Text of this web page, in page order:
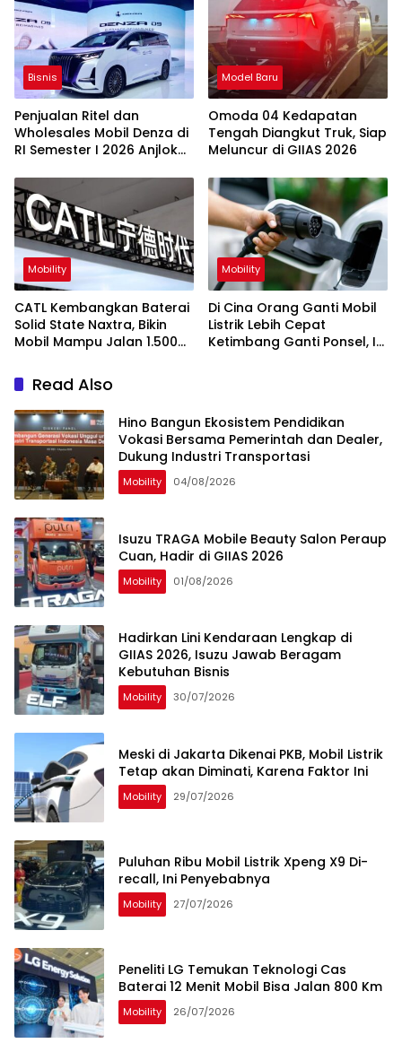
Bisnis
Penjualan Ritel dan
Wholesales Mobil Denza di
RI Semester I 2026 Anjlok
Model Baru
Omoda 04 Kedapatan
Tengah Diangkut Truk, Siap
Meluncur di GIIAS 2026
Mobility
CATL Kembangkan Baterai
Solid State Naxtra, Bikin
Mobil Mampu Jalan 1.500
Mobility
Di Cina Orang Ganti Mobil
Listrik Lebih Cepat
Ketimbang Ganti Ponsel, Ini
Read Also
Hino Bangun Ekosistem Pendidikan
Vokasi Bersama Pemerintah dan Dealer,
Dukung Industri Transportasi
Mobility 04/08/2026
Isuzu TRAGA Mobile Beauty Salon Peraup
Cuan, Hadir di GIIAS 2026
Mobility 01/08/2026
Hadirkan Lini Kendaraan Lengkap di
GIIAS 2026, Isuzu Jawab Beragam
Kebutuhan Bisnis
Mobility 30/07/2026
Meski di Jakarta Dikenai PKB, Mobil Listrik
Tetap akan Diminati, Karena Faktor Ini
Mobility 29/07/2026
Puluhan Ribu Mobil Listrik Xpeng X9 Di-
recall, Ini Penyebabnya
Mobility 27/07/2026
Peneliti LG Temukan Teknologi Cas
Baterai 12 Menit Mobil Bisa Jalan 800 Km
Mobility 26/07/2026